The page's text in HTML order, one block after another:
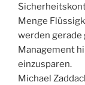
Menge
werden gerade
Management
einzusparen.
Michael